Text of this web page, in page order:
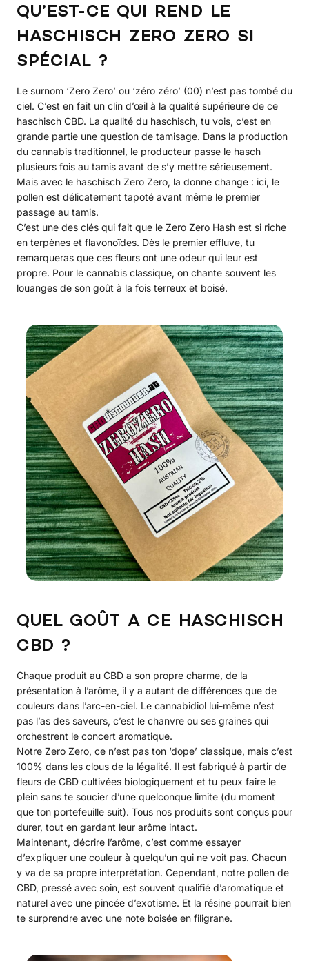
QU’EST-CE QUI REND LE
HASCHISCH ZERO ZERO SI
SPÉCIAL ?
Le surnom ‘Zero Zero’ ou ‘zéro zéro’ (00) n’est pas tombé du
ciel. C’est en fait un clin d’œil à la qualité supérieure de ce
haschisch CBD. La qualité du haschisch, tu vois, c’est en
grande partie une question de tamisage. Dans la production
du cannabis traditionnel, le producteur passe le hasch
plusieurs fois au tamis avant de s’y mettre sérieusement.
Mais avec le haschisch Zero Zero, la donne change : ici, le
pollen est délicatement tapoté avant même le premier
passage au tamis.
C’est une des clés qui fait que le Zero Zero Hash est si riche
en terpènes et flavonoïdes. Dès le premier effluve, tu
remarqueras que ces fleurs ont une odeur qui leur est
propre. Pour le cannabis classique, on chante souvent les
louanges de son goût à la fois terreux et boisé.
QUEL GOÛT A CE HASCHISCH
CBD ?
Chaque produit au CBD a son propre charme, de la
présentation à l’arôme, il y a autant de différences que de
couleurs dans l’arc-en-ciel. Le cannabidiol lui-même n’est
pas l’as des saveurs, c’est le chanvre ou ses graines qui
orchestrent le concert aromatique.
Notre Zero Zero, ce n’est pas ton ‘dope’ classique, mais c’est
100% dans les clous de la légalité. Il est fabriqué à partir de
fleurs de CBD cultivées biologiquement et tu peux faire le
plein sans te soucier d’une quelconque limite (du moment
que ton portefeuille suit). Tous nos produits sont conçus pour
durer, tout en gardant leur arôme intact.
Maintenant, décrire l’arôme, c’est comme essayer
d’expliquer une couleur à quelqu’un qui ne voit pas. Chacun
y va de sa propre interprétation. Cependant, notre pollen de
CBD, pressé avec soin, est souvent qualifié d’aromatique et
naturel avec une pincée d’exotisme. Et la résine pourrait bien
te surprendre avec une note boisée en filigrane.